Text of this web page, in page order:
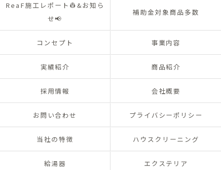
ReaF施工レポート👷&お知ら
せ📢
補助金対象商品多数
コンセプト 事業内容
実績紹介 商品紹介
採用情報 会社概要
お問い合わせ プライバシーポリシー
当社の特徴 ハウスクリーニング
給湯器 エクステリア